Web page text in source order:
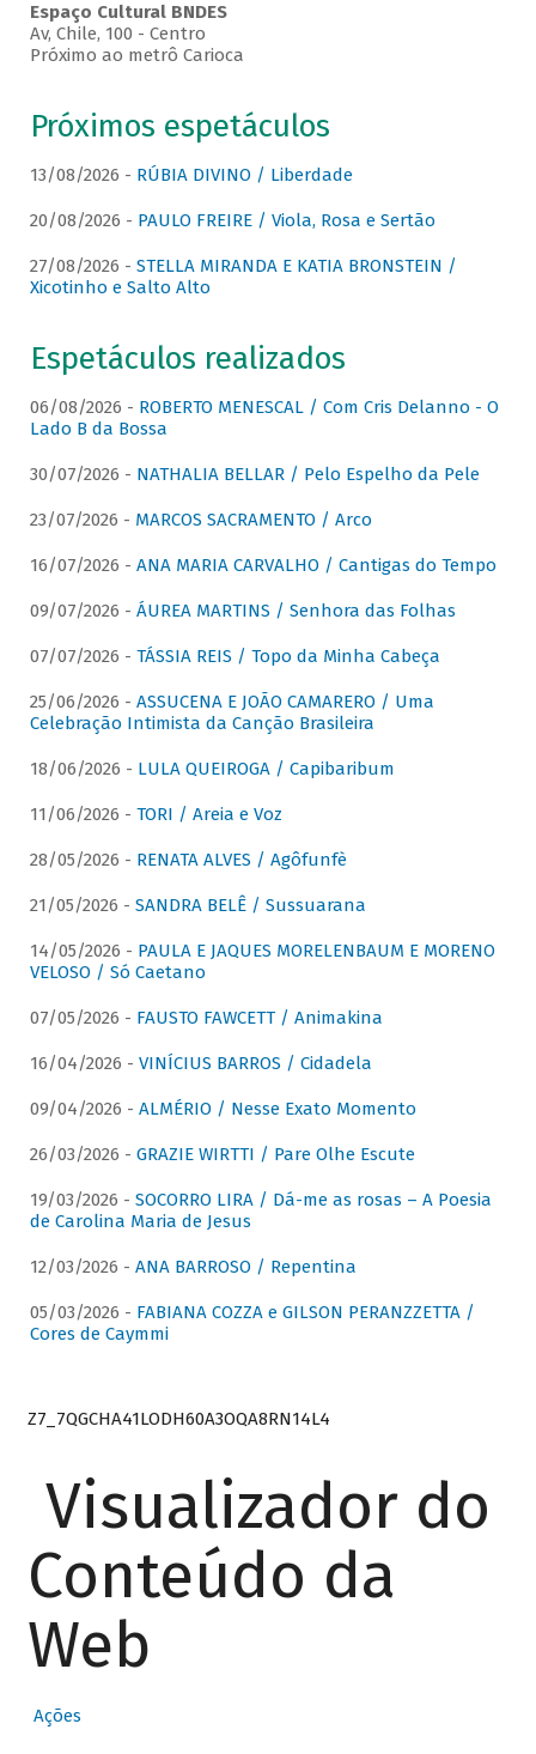
Espaço Cultural BNDES
Av, Chile, 100 - Centro
Próximo ao metrô Carioca
Próximos espetáculos
13/08/2026 - RÚBIA DIVINO / Liberdade
20/08/2026 - PAULO FREIRE / Viola, Rosa e Sertão
27/08/2026 - STELLA MIRANDA E KATIA BRONSTEIN /
Xicotinho e Salto Alto
Espetáculos realizados
06/08/2026 - ROBERTO MENESCAL / Com Cris Delanno - O
Lado B da Bossa
30/07/2026 - NATHALIA BELLAR / Pelo Espelho da Pele
23/07/2026 - MARCOS SACRAMENTO / Arco
16/07/2026 - ANA MARIA CARVALHO / Cantigas do Tempo
09/07/2026 - ÁUREA MARTINS / Senhora das Folhas
07/07/2026 - TÁSSIA REIS / Topo da Minha Cabeça
25/06/2026 - ASSUCENA E JOÃO CAMARERO / Uma
Celebração Intimista da Canção Brasileira
18/06/2026 - LULA QUEIROGA / Capibaribum
11/06/2026 - TORI / Areia e Voz
28/05/2026 - RENATA ALVES / Agôfunfè
21/05/2026 - SANDRA BELÊ / Sussuarana
14/05/2026 - PAULA E JAQUES MORELENBAUM E MORENO
VELOSO / Só Caetano
07/05/2026 - FAUSTO FAWCETT / Animakina
16/04/2026 - VINÍCIUS BARROS / Cidadela
09/04/2026 - ALMÉRIO / Nesse Exato Momento
26/03/2026 - GRAZIE WIRTTI / Pare Olhe Escute
19/03/2026 - SOCORRO LIRA / Dá-me as rosas – A Poesia
de Carolina Maria de Jesus
12/03/2026 - ANA BARROSO / Repentina
05/03/2026 - FABIANA COZZA e GILSON PERANZZETTA /
Cores de Caymmi
Z7_7QGCHA41LODH60A3OQA8RN14L4
Visualizador do
Conteúdo da
Web
Ações